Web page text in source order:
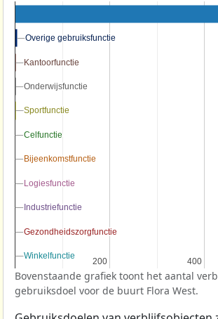
200
200 400
400
Overige gebruiksfunctie
Overige gebruiksfunctie
Kantoorfunctie
Kantoorfunctie
Onderwijsfunctie
Onderwijsfunctie
Sportfunctie
Sportfunctie
Celfunctie
Celfunctie
Bijeenkomstfunctie
Bijeenkomstfunctie
Logiesfunctie
Logiesfunctie
Industriefunctie
Industriefunctie
Gezondheidszorgfunctie
Gezondheidszorgfunctie
Winkelfunctie
Winkelfunctie
Bovenstaande grafiek toont het aantal
gebruiksdoel voor de buurt Flora West.